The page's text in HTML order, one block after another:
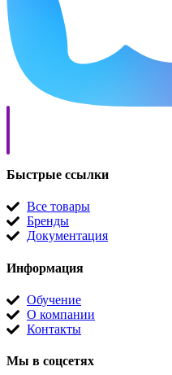
Быстрые ссылки
Все товары
Бренды
Документация
Информация
Обучение
О компании
Контакты
Мы в соцсетях